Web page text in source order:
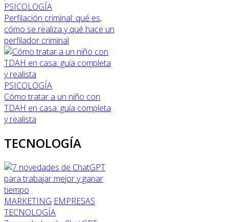
PSICOLOGÍA
Perfilación criminal: qué es,
cómo se realiza y qué hace un
perfilador criminal
PSICOLOGÍA
Cómo tratar a un niño con
TDAH en casa: guía completa
y realista
TECNOLOGÍA
MARKETING EMPRESAS
TECNOLOGÍA